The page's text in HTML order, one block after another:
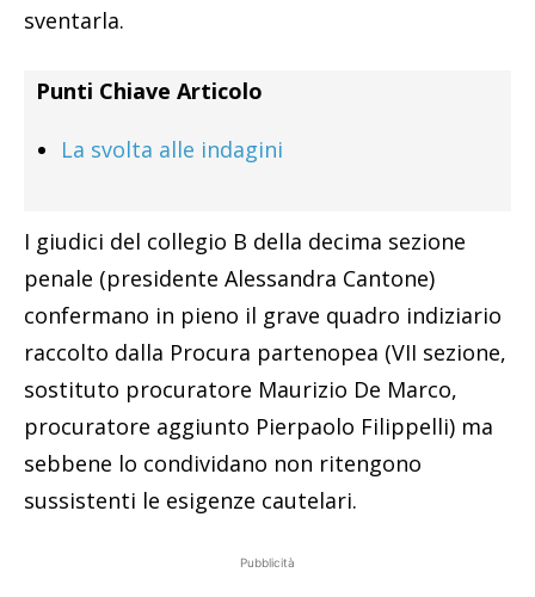
sventarla.
Punti Chiave Articolo
La svolta alle indagini
I giudici del collegio B della decima sezione
penale (presidente Alessandra Cantone)
confermano in pieno il grave quadro indiziario
raccolto dalla Procura partenopea (VII sezione,
sostituto procuratore Maurizio De Marco,
procuratore aggiunto Pierpaolo Filippelli) ma
sebbene lo condividano non ritengono
sussistenti le esigenze cautelari.
Pubblicità